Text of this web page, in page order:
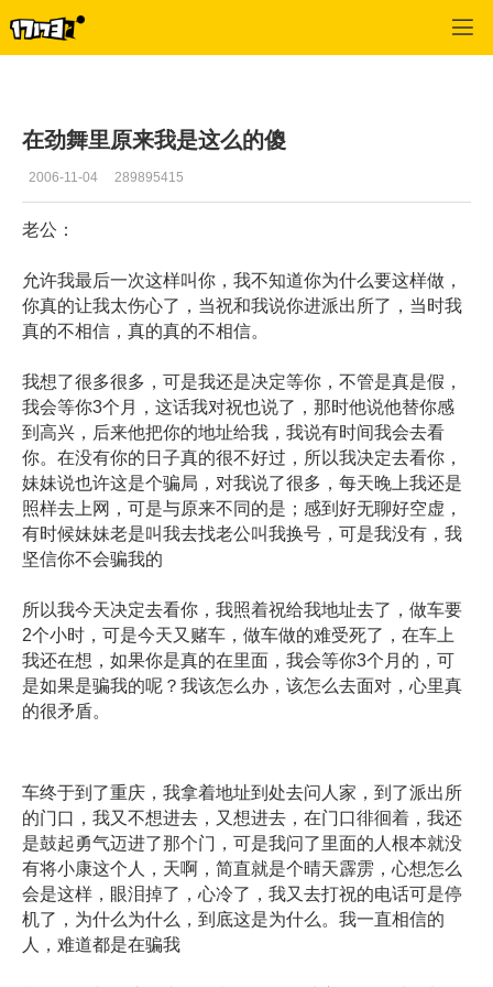
在劲舞里原来我是这么的傻
2006-11-04 289895415
老公：
允许我最后一次这样叫你，我不知道你为什么要这样做，
你真的让我太伤心了，当祝和我说你进派出所了，当时我
真的不相信，真的真的不相信。
我想了很多很多，可是我还是决定等你，不管是真是假，
我会等你3个月，这话我对祝也说了，那时他说他替你感
到高兴，后来他把你的地址给我，我说有时间我会去看
你。在没有你的日子真的很不好过，所以我决定去看你，
妹妹说也许这是个骗局，对我说了很多，每天晚上我还是
照样去上网，可是与原来不同的是；感到好无聊好空虚，
有时候妹妹老是叫我去找老公叫我换号，可是我没有，我
坚信你不会骗我的
所以我今天决定去看你，我照着祝给我地址去了，做车要
2个小时，可是今天又赌车，做车做的难受死了，在车上
我还在想，如果你是真的在里面，我会等你3个月的，可
是如果是骗我的呢？我该怎么办，该怎么去面对，心里真
的很矛盾。
车终于到了重庆，我拿着地址到处去问人家，到了派出所
的门口，我又不想进去，又想进去，在门口徘徊着，我还
是鼓起勇气迈进了那个门，可是我问了里面的人根本就没
有将小康这个人，天啊，简直就是个晴天霹雳，心想怎么
会是这样，眼泪掉了，心冷了，我又去打祝的电话可是停
机了，为什么为什么，到底这是为什么。我一直相信的
人，难道都是在骗我